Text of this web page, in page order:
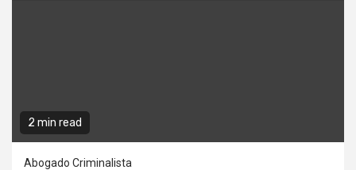
2 min read
Abogado Criminalista